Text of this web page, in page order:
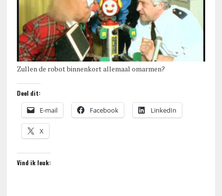
Zullen de robot binnenkort allemaal omarmen?
Deel dit:
E-mail Facebook LinkedIn
X
Vind ik leuk: